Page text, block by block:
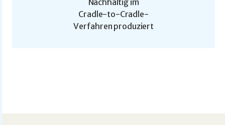
Nachhaltig im
Cradle-to-Cradle-
Verfahren produziert